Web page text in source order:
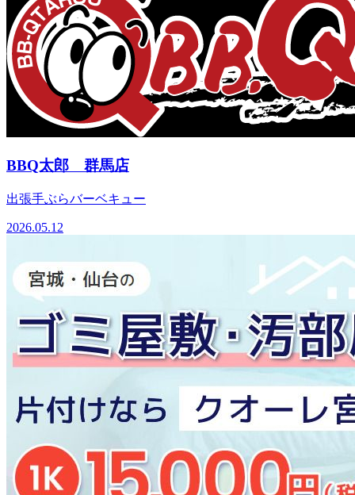
BBQ太郎 群馬店
出張手ぶらバーベキュー
2026.05.12